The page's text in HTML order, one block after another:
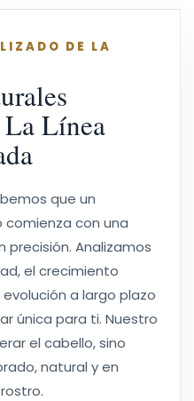
DE LA
Línea
que un
con una
Analizamos
el crecimiento
a largo plazo
única para ti. Nuestro
el cabello, sino
natural y en